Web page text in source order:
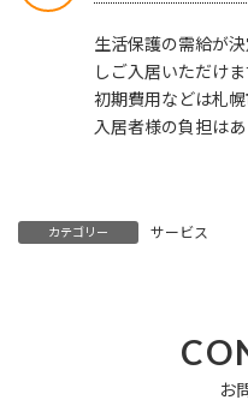
生活保護の需給が
しご入居いただけま
初期費用などは札
入居者様の負担はあ
カテゴリー サービス
お